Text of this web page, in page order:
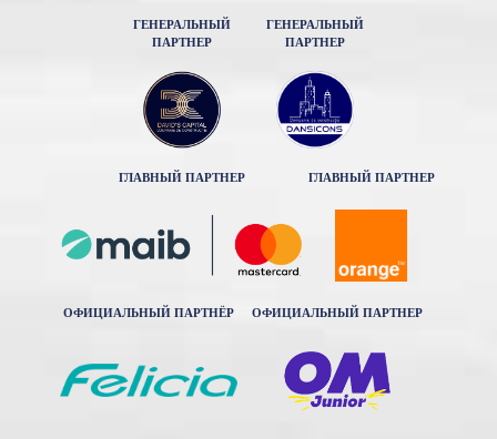
ГЕНЕРАЛЬНЫЙ
ПАРТНЕР
ГЕНЕРАЛЬНЫЙ
ПАРТНЕР
ГЛАВНЫЙ ПАРТНЕР ГЛАВНЫЙ ПАРТНЕР
ОФИЦИАЛЬНЫЙ ПАРТНЁР ОФИЦИАЛЬНЫЙ ПАРТНЕР